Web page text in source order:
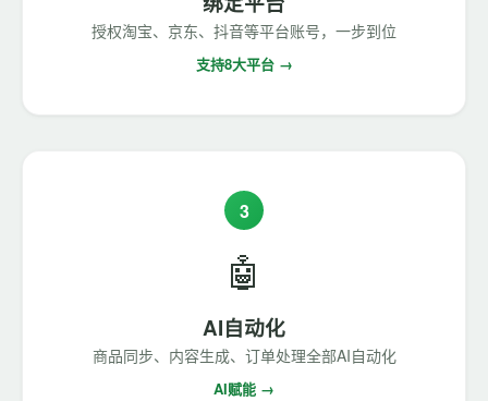
授权淘宝、京东、抖音等平台账号，一步到位
支持8大平台 →
3
🤖
AI自动化
商品同步、内容生成、订单处理全部AI自动化
AI赋能 →